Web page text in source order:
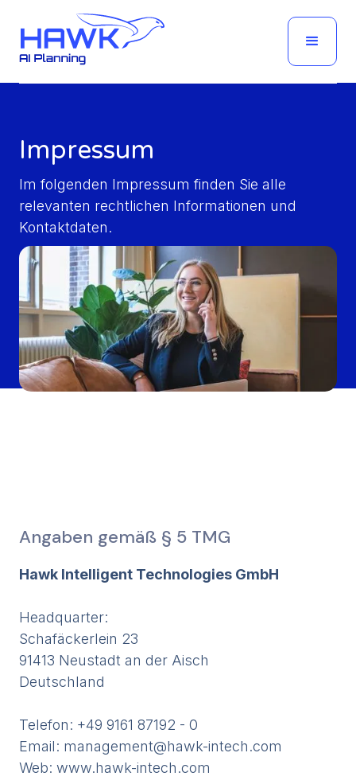
Impressum
Im folgenden Impressum finden Sie alle
relevanten rechtlichen Informationen und
Kontaktdaten.
Angaben gemäß § 5 TMG
Hawk Intelligent Technologies GmbH
Headquarter:
Schafäckerlein 23
91413 Neustadt an der Aisch
Deutschland
Telefon: +49 9161 87192 - 0
Email: management@hawk-intech.com
Web: www.hawk-intech.com